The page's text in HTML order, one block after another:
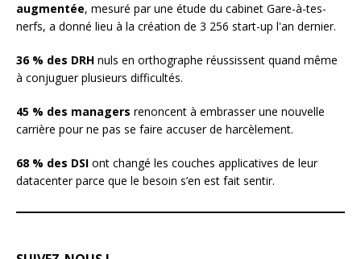
augmentée, mesuré par une étude du cabinet Gare-à-tes-
nerfs, a donné lieu à la création de 3 256 start-up l'an dernier.
36 % des DRH nuls en orthographe réussissent quand même
à conjuguer plusieurs difficultés.
45 % des managers renoncent à embrasser une nouvelle
carrière pour ne pas se faire accuser de harcèlement.
68 % des DSI ont changé les couches applicatives de leur
datacenter parce que le besoin s’en est fait sentir.